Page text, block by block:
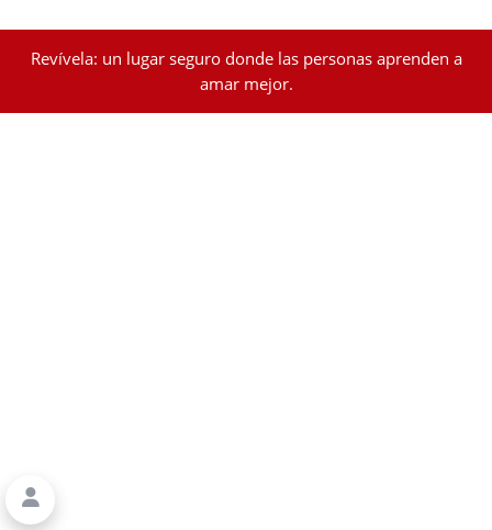
Revívela: un lugar seguro donde las personas aprenden a
amar mejor.